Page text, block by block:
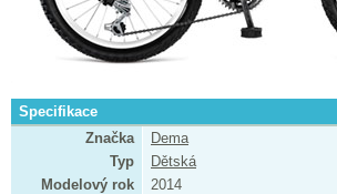
Specifikace
Značka
Dema
Typ
Dětská
Modelový rok
2014